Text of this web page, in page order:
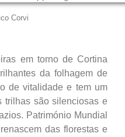
Corvi
em torno de Cortina
da folhagem de
de vitalidade e tem um
trilhas são silenciosas e
Património Mundial
das florestas e